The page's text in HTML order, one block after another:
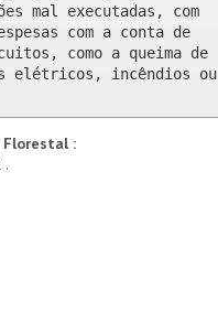
mal executadas, com
com a conta de
como a queima de
elétricos, incêndios ou
Florestal :
.